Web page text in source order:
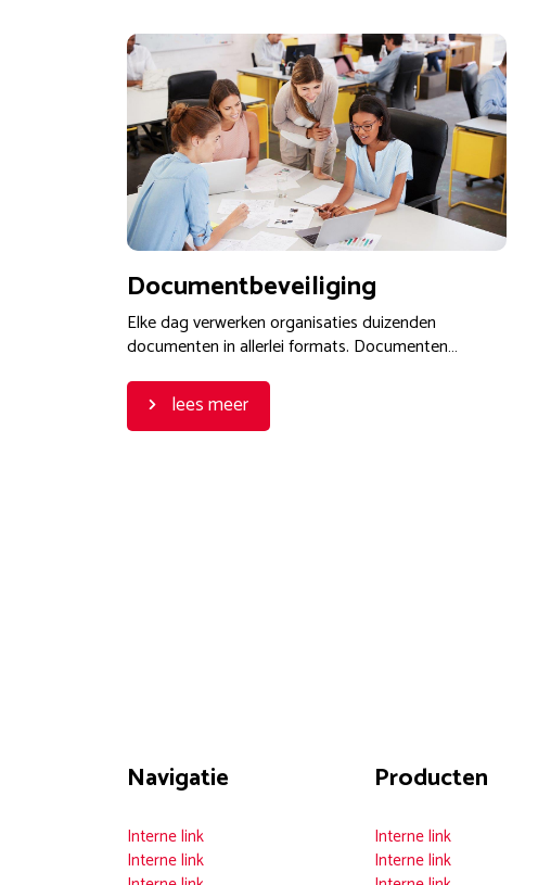
Documentbeveiliging
Elke dag verwerken organisaties duizenden
documenten in allerlei formats. Documenten…
lees meer
Navigatie
Interne link
Interne link
Producten
Interne link
Interne link